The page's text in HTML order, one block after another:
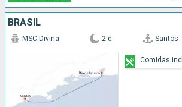
BRASIL
MSC Divina 2 d Santos
Comidas